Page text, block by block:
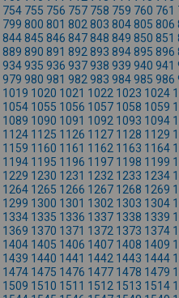
754 755 756 757 758 759 760 761
799 800 801 802 803 804805 806
844845 846 847848 849 850 851
889 890 891 892 893 894895 896
934935 936 937938 939 940 941
979 980 981 982 983 984985 986
1019 1020 1021 1022 1023 1024
1054 1055 1056 1057 1058 1059
1089 1090 1091 1092 1093 1094
1124 1125 1126 1127 1128 1129
1159 1160 1161 1162 1163 1164
1194 1195 1196 1197 1198 1199
1229 1230 1231 1232 1233 1234
1264 1265 1266 1267 1268 1269
1299 1300 1301 1302 1303 1304
1334 1335 1336 1337 1338 1339
1369 1370 1371 1372 1373 1374
1404 1405 1406 1407 1408 1409
1439 1440 1441 1442 1443 1444
1474 1475 1476 1477 1478 1479
1509 1510 1511 1512 1513 1514